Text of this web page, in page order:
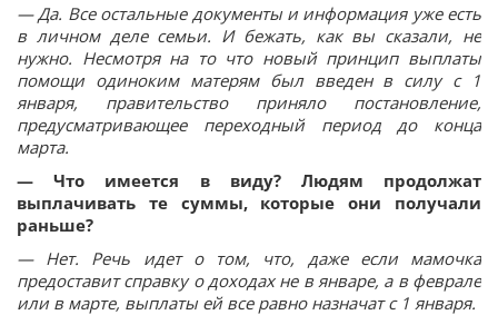
— Да. Все остальные документы и информация уже есть
в личном деле семьи. И бежать, как вы сказали, не
нужно. Несмотря на то что новый принцип выплаты
помощи одиноким матерям был введен в силу с 1
января, правительство приняло постановление,
предусматривающее переходный период до конца
марта.
— Что имеется в виду? Людям продолжат
выплачивать те суммы, которые они получали
раньше?
— Нет. Речь идет о том, что, даже если мамочка
предоставит справку о доходах не в январе, а в феврале
или в марте, выплаты ей все равно назначат с 1 января.